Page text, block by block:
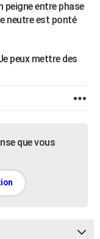
entre phase
neutre est ponté
peux mettre des
que vous